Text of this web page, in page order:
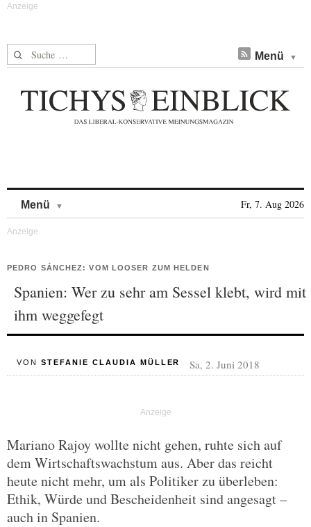
Suche nach: Menü
Menü Fr, 7. Aug 2026
PEDRO SÁNCHEZ: VOM LOOSER ZUM HELDEN
Spanien: Wer zu sehr am Sessel klebt, wird mit
ihm weggefegt
VON STEFANIE CLAUDIA MÜLLER Sa, 2. Juni 2018
Mariano Rajoy wollte nicht gehen, ruhte sich auf
dem Wirtschaftswachstum aus. Aber das reicht
heute nicht mehr, um als Politiker zu überleben:
Ethik, Würde und Bescheidenheit sind angesagt –
auch in Spanien.